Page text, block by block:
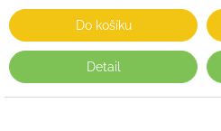
Do košíku
Detail